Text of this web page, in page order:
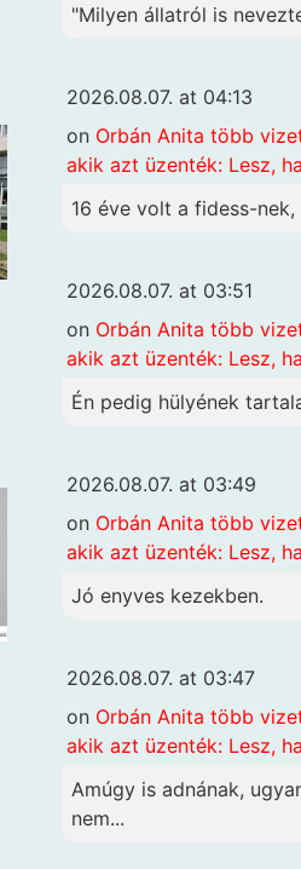
"Milyen állatról is
2026.08.07. at 04:13
on Orbán Anita több
akik azt üzenték: Lesz,
16 éve volt a fidess-nek,
2026.08.07. at 03:51
on Orbán Anita több
akik azt üzenték: Lesz,
Én pedig hülyének
2026.08.07. at 03:49
on Orbán Anita több
akik azt üzenték: Lesz,
Jó enyves kezekben.
2026.08.07. at 03:47
on Orbán Anita több
akik azt üzenték: Lesz,
Amúgy is adnának,
nem...